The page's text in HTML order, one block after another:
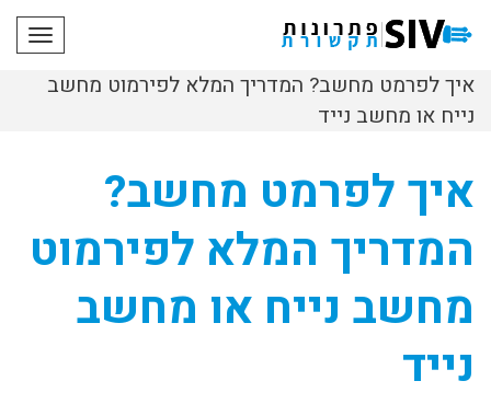
איך לפרמט מחשב? המדריך המלא לפירמוט מחשב
נייח או מחשב נייד
איך לפרמט מחשב?
המדריך המלא לפירמוט
מחשב נייח או מחשב
נייד